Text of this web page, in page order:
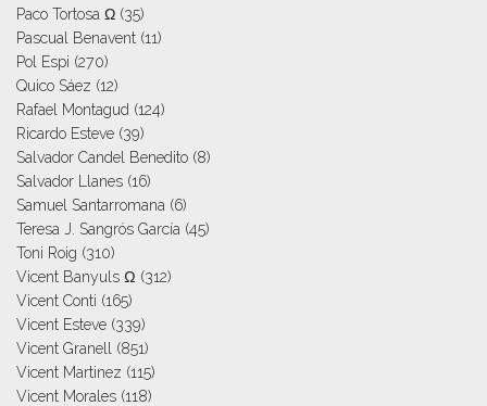
Paco Tortosa Ω (35)
Pascual Benavent (11)
Pol Espi (270)
Quico Sáez (12)
Rafael Montagud (124)
Ricardo Esteve (39)
Salvador Candel Benedito (8)
Salvador Llanes (16)
Samuel Santarromana (6)
Teresa J. Sangrós García (45)
Toni Roig (310)
Vicent Banyuls Ω (312)
Vicent Conti (165)
Vicent Esteve (339)
Vicent Granell
(851)
Vicent Martinez (115)
Vicent Morales (118)